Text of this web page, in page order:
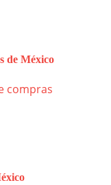
de México
compras